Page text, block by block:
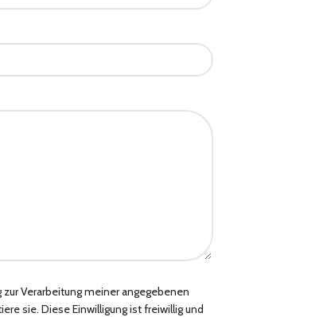
Verarbeitung meiner angegebenen
sie. Diese Einwilligung ist freiwillig und